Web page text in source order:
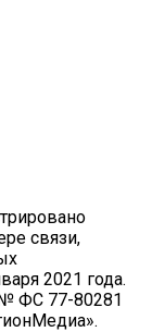
связи,
2021 года.
ФС 77-80281